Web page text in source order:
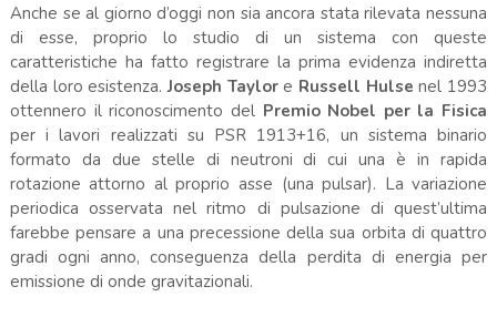
Anche se al giorno d’oggi non sia ancora stata rilevata nessuna
di esse, proprio lo studio di un sistema con queste
caratteristiche ha fatto registrare la prima evidenza indiretta
della loro esistenza.Joseph Taylore Russell Hulse nel 1993
ottennero il riconoscimento del Premio Nobel per la Fisica
per i lavori realizzati su PSR 1913+16, un sistema binario
formato da due stelle di neutroni di cui una è in rapida
rotazione attorno al proprio asse (una pulsar). La variazione
periodica osservata nel ritmo di pulsazione di quest’ultima
farebbe pensare a una precessione della sua orbita di quattro
gradi ogni anno, conseguenza della perdita di energia per
emissione di onde gravitazionali.